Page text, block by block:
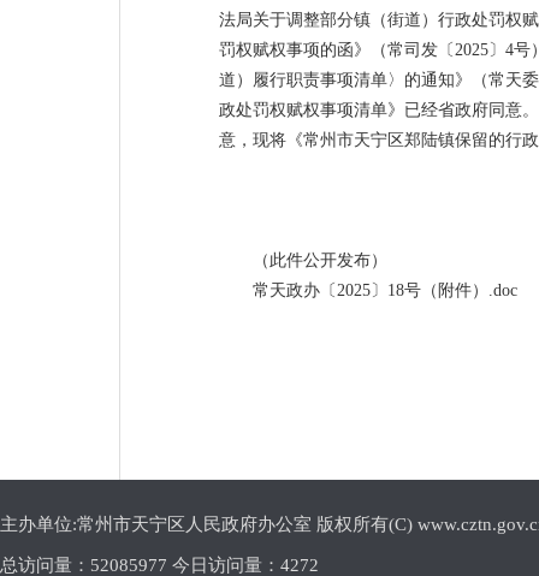
法局关于调整部分镇（街道）行政处罚权
罚权赋权事项的函》（常司发〔2025〕4
道）履行职责事项清单〉的通知》（常天
政处罚权赋权事项清单》已经省政府同意
意，现将《常州市天宁区郑陆镇保留的行
（此件公开发布）
常天政办〔2025〕18号（附件）.doc
主办单位:常州市天宁区人民政府办公室 版权所有(C)
总访问量： 52085977 今日访问量： 4272